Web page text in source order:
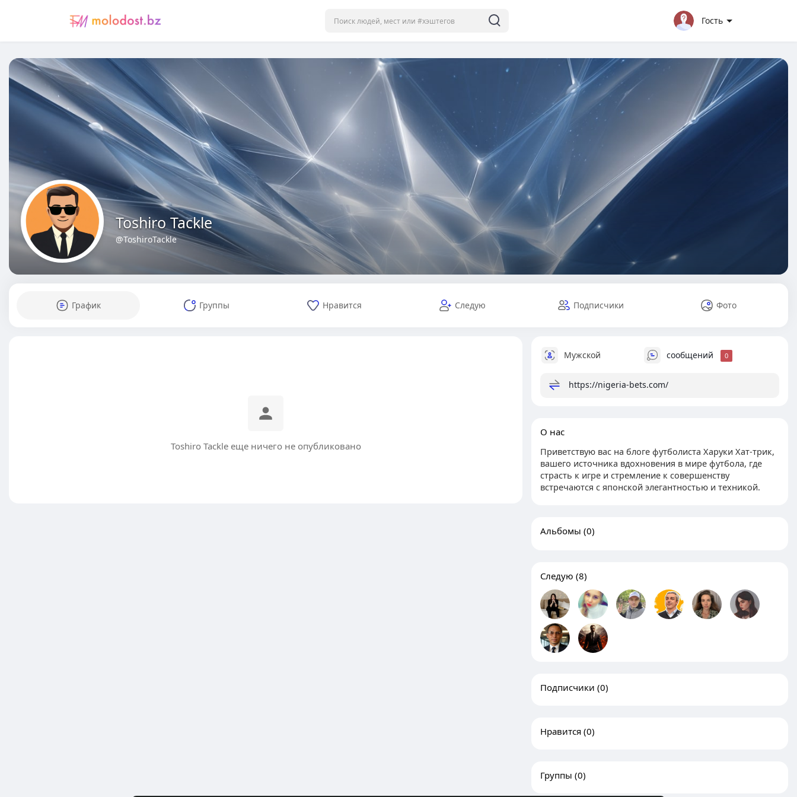
Гость
Toshiro Tackle
@ToshiroTackle
График Группы Нравится Следую Подписчики Фото
Toshiro Tackle еще ничего не опубликовано
Мужской сообщений 0
https://nigeria-bets.com/
О нас
Приветствую вас на блоге футболиста Харуки Хат-трик,
вашего источника вдохновения в мире футбола, где
страсть к игре и стремление к совершенству
встречаются с японской элегантностью и техникой.
Альбомы (0)
Следую (8)
Подписчики (0)
Нравится (0)
Группы (0)